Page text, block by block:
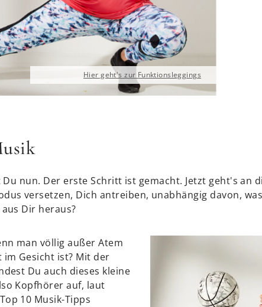
Hier geht's zur Funktionsleggings
nun. Der erste Schritt ist gemacht. Jetzt geht's an
versetzen, Dich antreiben, unabhängig davon,
Dir heraus?
man völlig außer Atem
Gesicht ist? Mit der
Du auch dieses kleine
Kopfhörer auf, laut
10 Musik-Tipps